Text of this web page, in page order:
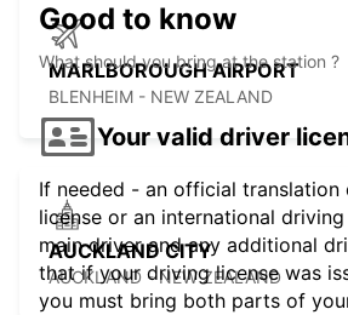
MARLBOROUGH AIRPORT
BLENHEIM - NEW ZEALAND
AUCKLAND CITY
AUCKLAND - NEW ZEALAND
Good to know
What should you bring at the station ?
Your valid driver
If needed - an official
license or an international
main driver and any additional
that if your driving license was
you must bring both parts of